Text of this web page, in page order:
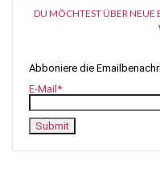
DU MÖCHTEST ÜBER NEUE
Abboniere die
E-Mail*